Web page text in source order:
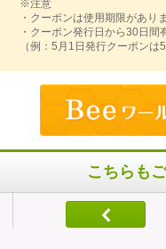
※注意
・クーポンは使用期限があり
・クーポン発行日から30日間
（例：5月1日発行クーポンは
こちらも